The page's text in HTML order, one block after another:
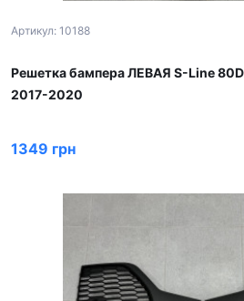
Артикул: 10188
Решетка бампера ЛЕВАЯ S-Line
2017-2020
1349 грн